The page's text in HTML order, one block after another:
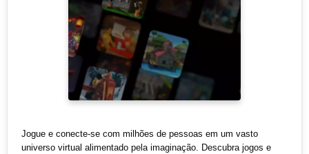
Jogue e conecte-se com milhões de pessoas em um vasto
universo virtual alimentado pela imaginação. Descubra jogos e